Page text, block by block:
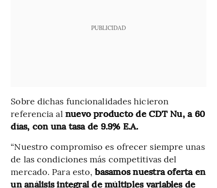
PUBLICIDAD
Sobre dichas funcionalidades hicieron
referencia al nuevo producto de CDT Nu, a 60
días, con una tasa de 9.9% E.A.
“Nuestro compromiso es ofrecer siempre unas
de las condiciones más competitivas del
mercado. Para esto,basamos nuestra oferta en
un análisis integral de múltiples variables de